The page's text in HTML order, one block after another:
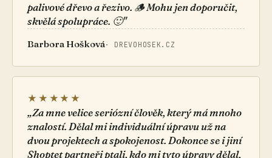
palivové dřevo a řezivo. 🪵 Mohu jen doporučit,
skvělá spolupráce. 🙂"
Barbora Hošková· DREVOHOSEK.CZ
★★★★★
„Za mne velice seriózní člověk, který má mnoho
znalostí. Dělal mi individuální úpravu už na
dvou projektech a spokojenost. Dokonce se i jiní
Shoptet partneři ptali, kdo mi tyto úpravy dělal,